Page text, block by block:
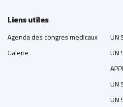
Liens utiles
Agenda des congres medicaux
Galerie
UN
UN
UN
UN